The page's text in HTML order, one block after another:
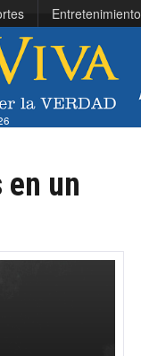
Entretenimiento
un